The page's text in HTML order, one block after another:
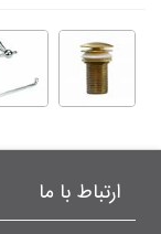
ارتباط با ما